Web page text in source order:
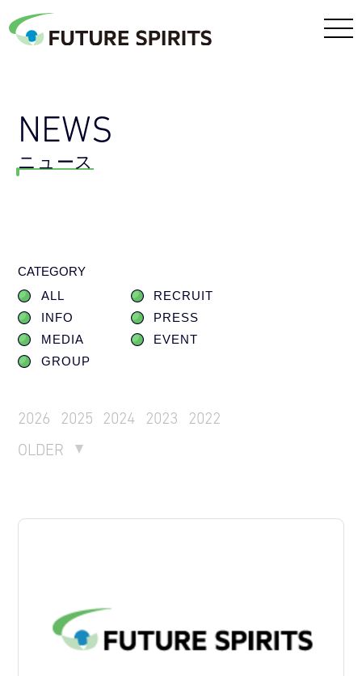
NEWS
ニュース
CATEGORY
ALL
RECRUIT
INFO
PRESS
MEDIA
EVENT
GROUP
2026 2025 2024 2023
2022
OLDER